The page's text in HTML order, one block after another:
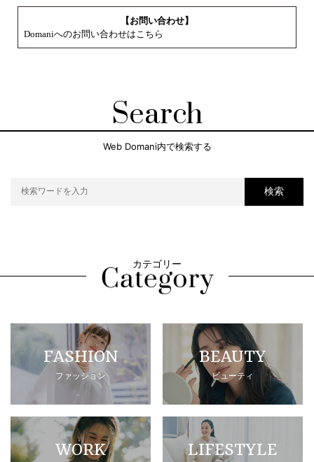
【お問い合わせ】
Domaniへのお問い合わせはこちら
Search
Web Domani内で検索する
検索
カテゴリー
FASHION
ファッション
BEAUTY
ビューティ
WORK LIFESTYLE